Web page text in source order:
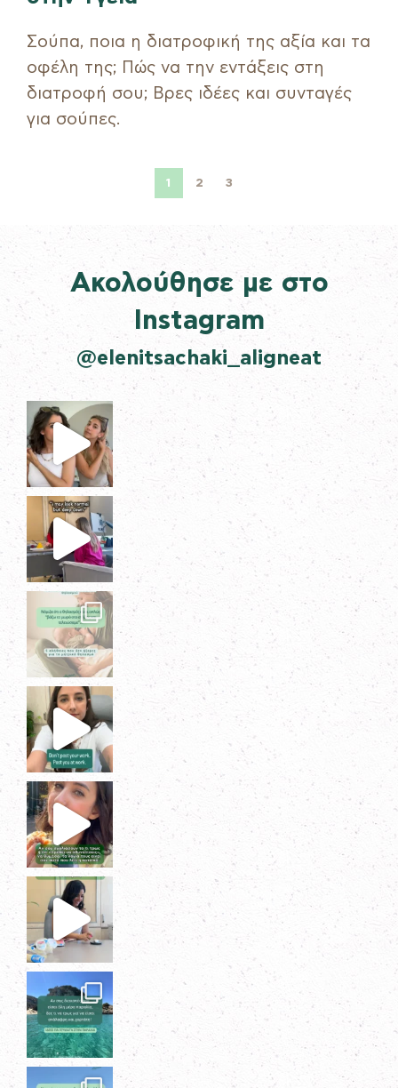
Σούπα, ποια η διατροφική της αξία και τα
οφέλη της; Πώς να την εντάξεις στη
διατροφή σου; Βρες ιδέες και συνταγές
για σούπες.
1 2 3
Ακολούθησε με στο
Instagram
@elenitsachaki_aligneat